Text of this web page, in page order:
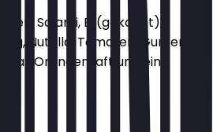
Salami, Ei (gekocht),
Nutella, Tomaten, Gurken,
Glas Orangensaft und ein